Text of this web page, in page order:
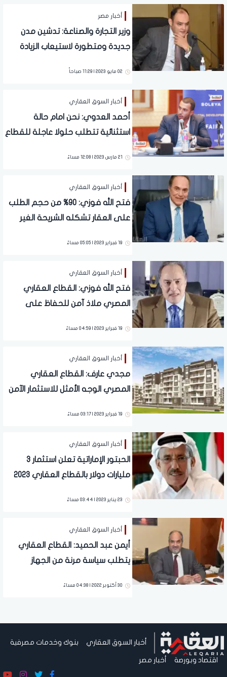
أخبار مصر
وزير التجارة والصناعة: تدشين مدن
جديدة ومتطورة لاستيعاب الزيادة
02 مايو 2023 | 11:29 صباحاً
أخبار السوق العقاري
أحمد العدوي: نحن امام حالة
استثنائية تتطلب حلولا عاجلة للقطاع
21 مارس 2023 | 12:08 مساءً
أخبار السوق العقاري
فتح الله فوزي: 90% من حجم الطلب
على العقار تشكله الشريحة الغير
19 فبراير 2023 | 05:05 مساءً
أخبار السوق العقاري
فتح الله فوزي: القطاع العقاري
المصري ملاذ آمن للحفاظ على
19 فبراير 2023 | 04:59 مساءً
أخبار السوق العقاري
مجدي عارف: القطاع العقاري
المصري الوجه الأمثل للاستثمار الآمن
19 فبراير 2023 | 03:17 مساءً
أخبار السوق العقاري
الحبتور الإماراتية تعلن استثمار 3
مليارات دولار بالقطاع العقاري 2023
23 يناير 2023 | 03:44 مساءً
أخبار السوق العقاري
أيمن عبد الحميد: القطاع العقاري
يتطلب سياسة مرنة من الجهاز
30 أكتوبر 2022 | 04:38 مساءً
أخبار السوق العقاري بنوك وخدمات مصرفية
اقتصاد وبورصة أخبار مصر